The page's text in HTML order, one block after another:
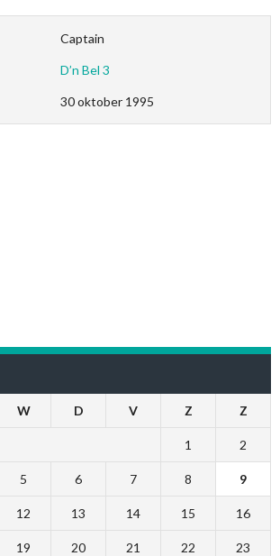
Captain
D’n Bel 3
30 oktober 1995
W D V Z Z
1 2
5 6 7 8 9
12 13 14 15 16
19 20 21 22 23